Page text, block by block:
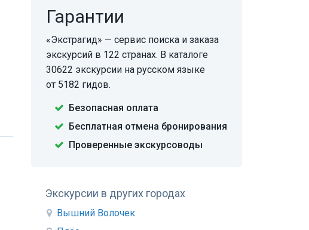
Гарантии
«Экстрагид» — сервис поиска и заказа
экскурсий в 122 странах. В каталоге
30622 экскурсии на русском языке
от 5182 гидов.
Безопасная оплата
Бесплатная отмена бронирования
Проверенные экскурсоводы
Экскурсии в других городах
Вышний Волочек